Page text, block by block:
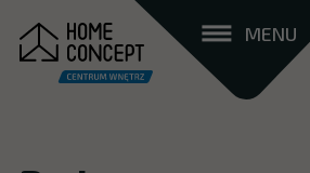
MENU